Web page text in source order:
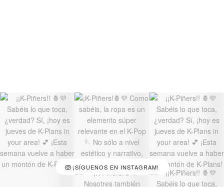
¡SÍGUENOS EN INSTAGRAM!